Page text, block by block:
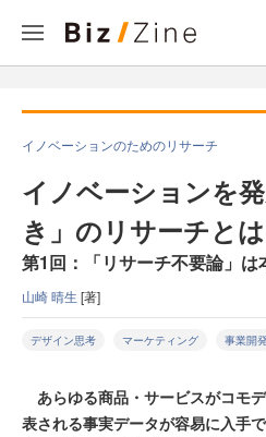
イノベーションのためのリサーチ
イノベーションを
き」のリサーチと
第1回：「リサーチ不要論」は
山崎 晴生 [著]
デザイン思考 マーケティング 事業開
あらゆる商品・サービスがコモ
表される事実データが容易に入手